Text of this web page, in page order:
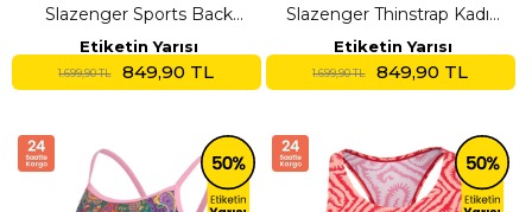
Slazenger Sports Back
Kadın Yüzücü Siyah Mayo
Etiketin Yarısı
1.699,90 TL 849,90 TL
Slazenger Thinstrap Kadın
Yüzücü Yeşil Mayo
Etiketin Yarısı
1.699,90 TL 849,90 TL